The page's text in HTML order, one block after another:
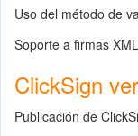
Uso del método de
Soporte a firmas
ClickSign
Publicación de